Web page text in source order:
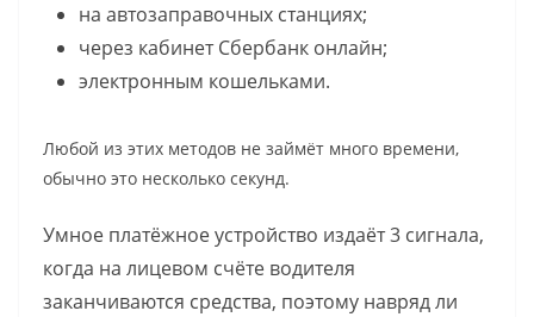
на автозаправочных станциях;
через кабинет Сбербанк онлайн;
электронным кошельками.
Любой из этих методов не займёт много времени,
обычно это несколько секунд.
Умное платёжное устройство издаёт 3 сигнала,
когда на лицевом счёте водителя
заканчиваются средства, поэтому навряд ли